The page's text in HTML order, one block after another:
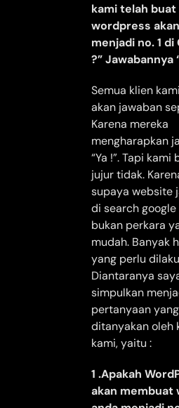
kami telah buat
wordpress akan
menjadi no. 1 di
?” Jawabannya
Semua klien
akan jawaban
Karena mereka
mengharapkan
“Ya !”. Tapi kami
jujur tidak.
supaya website
di search google
bukan perkara
mudah. Banyak
yang perlu
Diantaranya
simpulkan
pertanyaan
ditanyakan oleh
kami, yaitu :
1 .Apakah
akan membuat